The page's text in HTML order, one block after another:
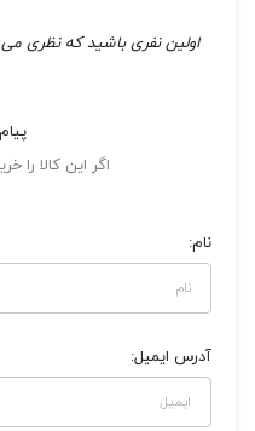
اولین نفری باشید که نظری
اگر این کالا را
نام:
آدرس ایمیل: